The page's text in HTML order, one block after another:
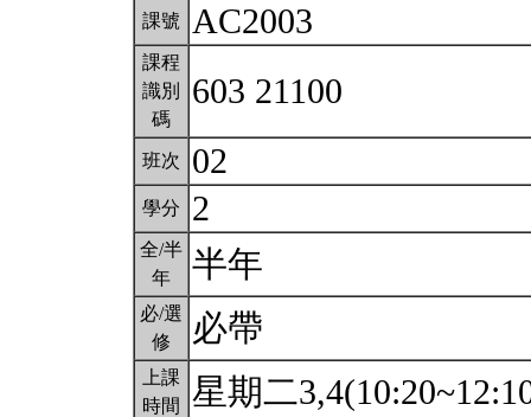
課號 AC2003
課程
識別
碼
603 21100
班次 02
學分 2
全/半
年
半年
必/選
修
必帶
上課
時間
星期二